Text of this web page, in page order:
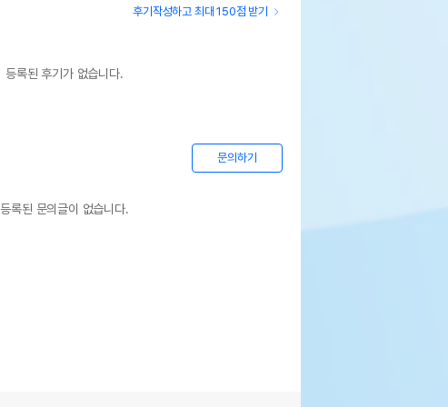
후기작성하고 최대 150점 받기
등록된 후기가 없습니다.
문의하기
등록된 문의글이 없습니다.